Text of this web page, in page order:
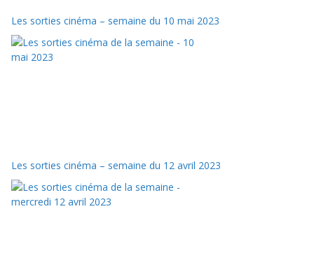
Les sorties cinéma – semaine du 10 mai 2023
Les sorties cinéma – semaine du 12 avril 2023